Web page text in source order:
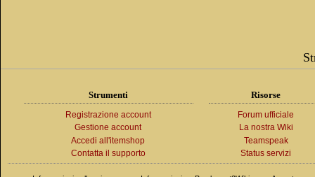
Strumenti
Registrazione account
Gestione account
Accedi all'itemshop
Contatta il supporto
Risorse
Forum ufficiale
La nostra Wiki
Teamspeak
Status servizi